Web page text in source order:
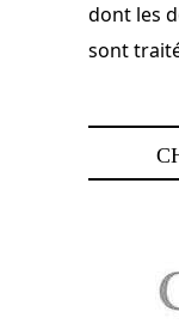
dont les
sont